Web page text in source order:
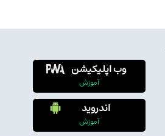
وب اپلیکیشن
آموزش
اندروید
آموزش